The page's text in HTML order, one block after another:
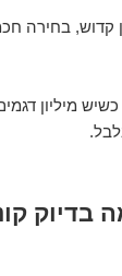
קדוש, בחירה
מיליון
בדיוק